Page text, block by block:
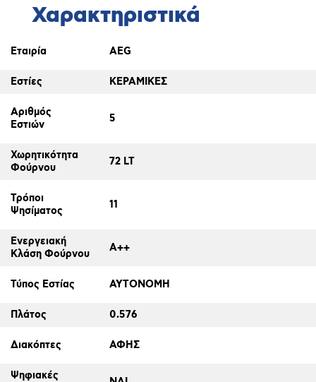
Χαρακτηριστικά
Εταιρία AEG
Εστίες ΚΕΡΑΜΙΚΕΣ
Αριθμός
Εστιών
5
Χωρητικότητα
Φούρνου
72 LT
Τρόποι
Ψησίματος
11
Ενεργειακή
Κλάση Φούρνου
A++
Τύπος Εστίας ΑΥΤΟΝΟΜΗ
Πλάτος 0.576
Διακόπτες ΑΦΗΣ
Ψηφιακές